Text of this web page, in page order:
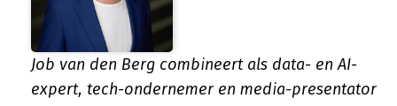
Job van den Berg combineert als data- en AI-
expert, tech-ondernemer en media-presentator